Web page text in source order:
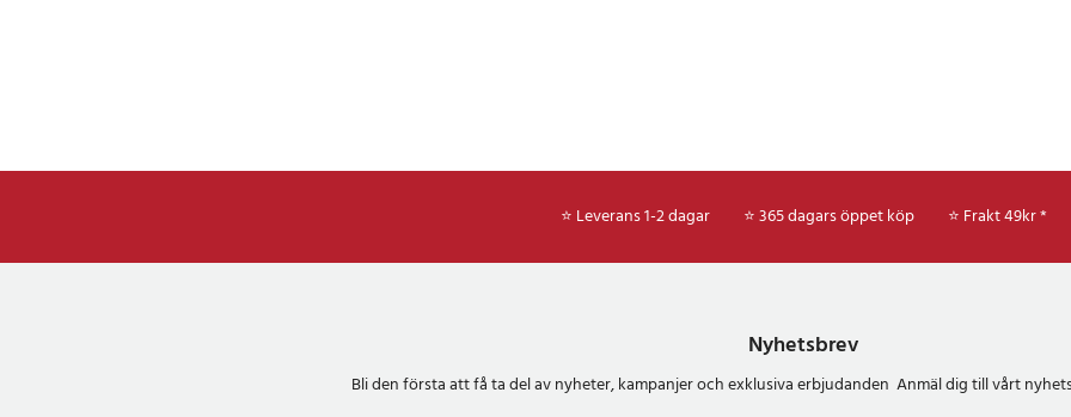
⭐ Leverans 1-2 dagar ⭐ 365 dagars öppet köp ⭐ Frakt 49kr *
Nyhetsbrev
Bli den första att få ta del av nyheter, kampanjer och exklusiva erbjudanden Anmäl dig till vårt